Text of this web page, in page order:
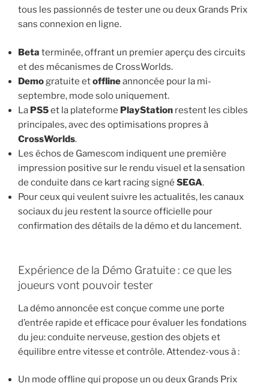
tous les passionnés de tester une ou deux Grands Prix
sans connexion en ligne.
Beta terminée, offrant un premier aperçu des circuits
et des mécanismes de CrossWorlds.
Demogratuite etofflineannoncée pour la mi-
septembre, mode solo uniquement.
La PS5et la plateforme PlayStation restent les cibles
principales, avec des optimisations propres à
CrossWorlds.
Les échos de Gamescom indiquent une première
impression positive sur le rendu visuel et la sensation
de conduite dans ce kart racing signé SEGA.
Pour ceux qui veulent suivre les actualités, les canaux
sociaux du jeu restent la source officielle pour
confirmation des détails de la démo et du lancement.
Expérience de la Démo Gratuite : ce que les
joueurs vont pouvoir tester
La démo annoncée est conçue comme une porte
d’entrée rapide et efficace pour évaluer les fondations
du jeu: conduite nerveuse, gestion des objets et
équilibre entre vitesse et contrôle. Attendez-vous à :
Un mode offline qui propose un ou deux Grands Prix